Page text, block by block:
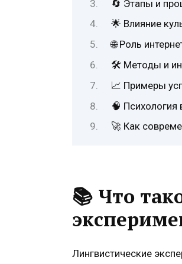
🔄 Этапы и
🌟 Влияние
🌐 Роль
🛠️ Методы и
📈 Примеры
🧠 Психология
🚀 Как
📚 Что
Лингвистические